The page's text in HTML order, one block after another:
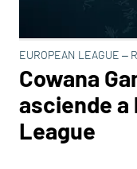
EUROPEAN LEAGUE –
Cowana
asciende a
League